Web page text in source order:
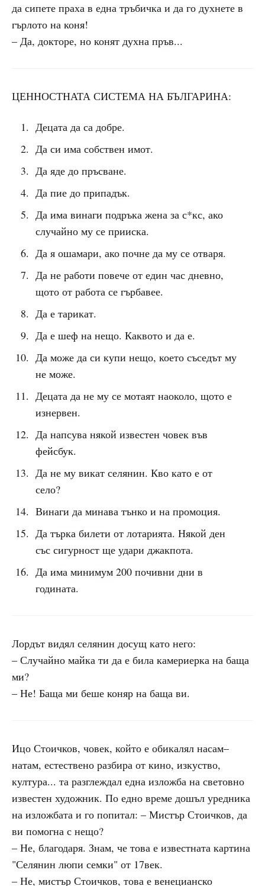
да сипете праха в една тръбичка и да го духнете в
гърлото на коня!
– Да, докторе, но конят духна пръв...
ЦЕННОСТНАТА СИСТЕМА НА БЪЛГАРИНА:
Децата да са добре.
Да си има собствен имот.
Да яде до пръсване.
Да пие до припадък.
Да има винаги подръка жена за с*кс, ако
случайно му се прииска.
Да я ошамари, ако почне да му се отваря.
Да не работи повече от един час дневно,
щото от работа се гърбавее.
Да е тарикат.
Да е шеф на нещо. Каквото и да е.
Да може да си купи нещо, което съседът му
не може.
Децата да не му се мотаят наоколо, щото е
изнервен.
Да напсува някой известен човек във
фейсбук.
Да не му викат селянин. Кво като е от
село?
Винаги да минава тънко и на промоция.
Да търка билети от лотарията. Някой ден
със сигурност ще удари джакпота.
Да има минимум 200 почивни дни в
годината.
Лордът видял селянин досущ като него:
– Случайно майка ти да е била камериерка на баща
ми?
– Не! Баща ми беше коняр на баща ви.
Ицо Стоичков, човек, който е обикалял насам–
натам, естествено разбира от кино, изкуство,
култура... та разглеждал една изложба на световно
известен художник. По едно време дошъл уредника
на изложбата и го попитал: – Мистър Стоичков, да
ви помогна с нещо?
– Не, благодаря. Знам, че това е известната картина
"Селянин люпи семки" от 17век.
– Не, мистър Стоичков, това е венецианско